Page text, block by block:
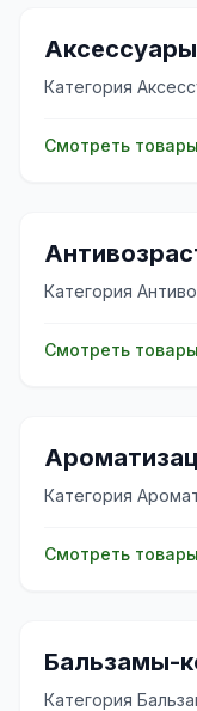
✨
Аксессуары
Категория
Смотреть товары
🧴
Категория
Смотреть товары
✨
Категория
Смотреть товары
✨
Бальзамы-
Категория